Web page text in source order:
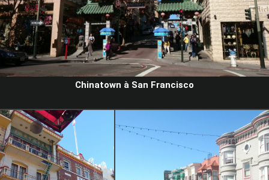
Chinatown à San Francisco